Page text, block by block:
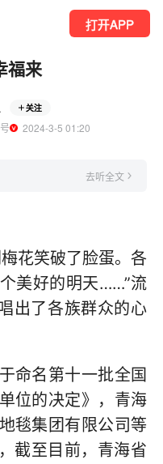
打开APP
福来
关注
  2024-3-5 01:20
去听全文
花笑破了脸蛋。各
美好的明天……”流
出了各族群众的心
命名第十一批全国
位的决定》，青海
毯集团有限公司等
截至目前，青海省